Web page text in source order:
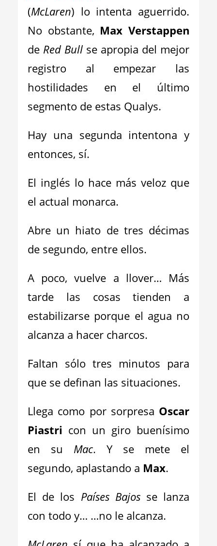
(McLaren) lo intenta aguerrido.
No obstante, Max Verstappen
de Red Bull se apropia del mejor
registro al empezar las
hostilidades en el último
segmento de estas Qualys.
Hay una segunda intentona y
entonces, sí.
El inglés lo hace más veloz que
el actual monarca.
Abre un hiato de tres décimas
de segundo, entre ellos.
A poco, vuelve a llover… Más
tarde las cosas tienden a
estabilizarse porque el agua no
alcanza a hacer charcos.
Faltan sólo tres minutos para
que se definan las situaciones.
Llega como por sorpresa Oscar
Piastri con un giro buenísimo
en su Mac. Y se mete el
segundo, aplastando a Max.
El de los Países Bajosse lanza
con todo y… …no le alcanza.